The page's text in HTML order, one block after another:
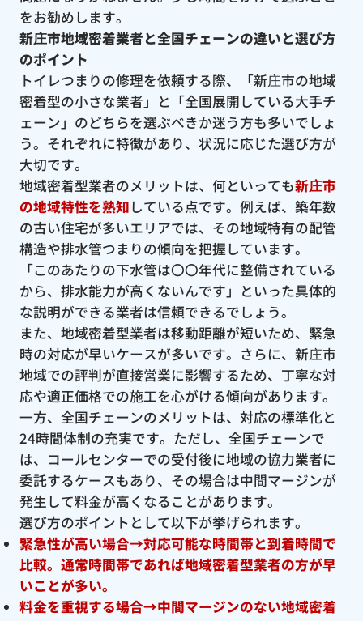
をお勧めします。
新庄市地域密着業者と全国チェーンの違いと選び方
のポイント
トイレつまりの修理を依頼する際、「新庄市の地域
密着型の小さな業者」と「全国展開している大手チ
ェーン」のどちらを選ぶべきか迷う方も多いでしょ
う。それぞれに特徴があり、状況に応じた選び方が
大切です。
地域密着型業者のメリットは、何といっても新庄市
の地域特性を熟知している点です。例えば、築年数
の古い住宅が多いエリアでは、その地域特有の配管
構造や排水管つまりの傾向を把握しています。
「このあたりの下水管は〇〇年代に整備されている
から、排水能力が高くないんです」といった具体的
な説明ができる業者は信頼できるでしょう。
また、地域密着型業者は移動距離が短いため、緊急
時の対応が早いケースが多いです。さらに、新庄市
地域での評判が直接営業に影響するため、丁寧な対
応や適正価格での施工を心がける傾向があります。
一方、全国チェーンのメリットは、対応の標準化と
24時間体制の充実です。ただし、全国チェーンで
は、コールセンターでの受付後に地域の協力業者に
委託するケースもあり、その場合は中間マージンが
発生して料金が高くなることがあります。
選び方のポイントとして以下が挙げられます。
緊急性が高い場合→対応可能な時間帯と到着時間で
比較。通常時間帯であれば地域密着型業者の方が早
いことが多い。
料金を重視する場合→中間マージンのない地域密着